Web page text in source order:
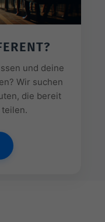
und deine
Wir suchen
die bereit